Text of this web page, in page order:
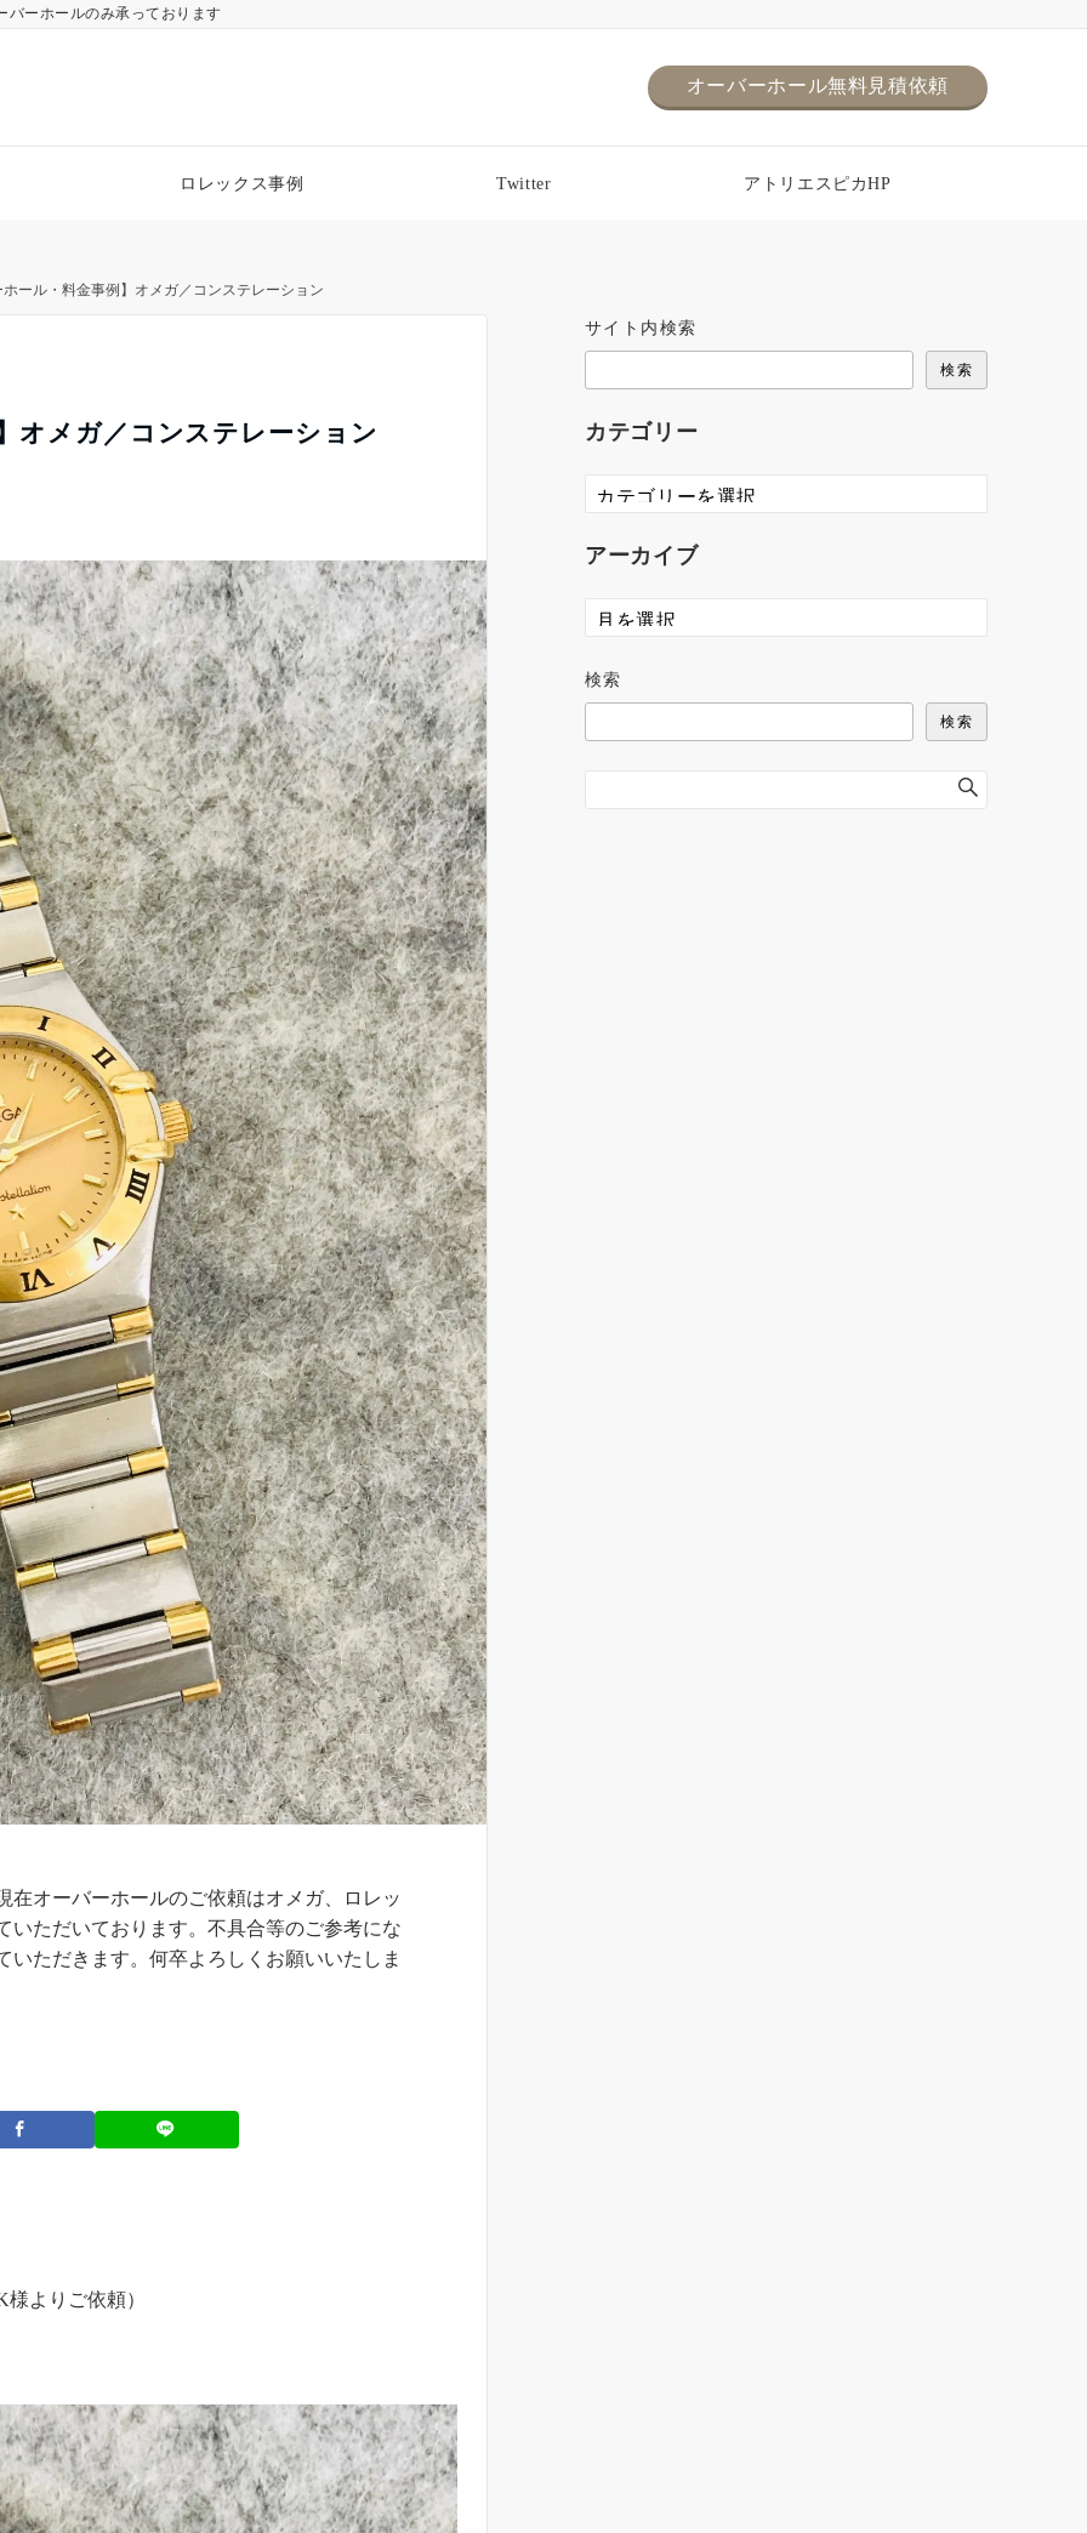
バーホールのみ承っております
オーバーホール無料見積依頼
ロレックス事例 Twitter アトリエスピカHP
ホール・料金事例】オメガ／コンステレーション
オメガ／コンステレーション
オーバーホールのご依頼はオメガ、ロレッ
いただいております。不具合等のご参考にな
ただきます。何卒よろしくお願いいたしま
よりご依頼）
サイト内検索
検索
カテゴリー
アーカイブ
検索
検索